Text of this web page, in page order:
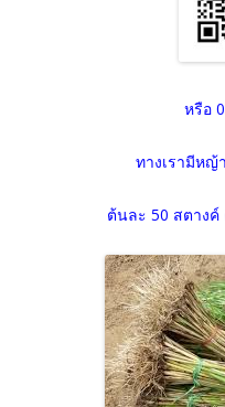
หรือ
ทางเรามีหญ้
ต้นละ 50 สตางค์